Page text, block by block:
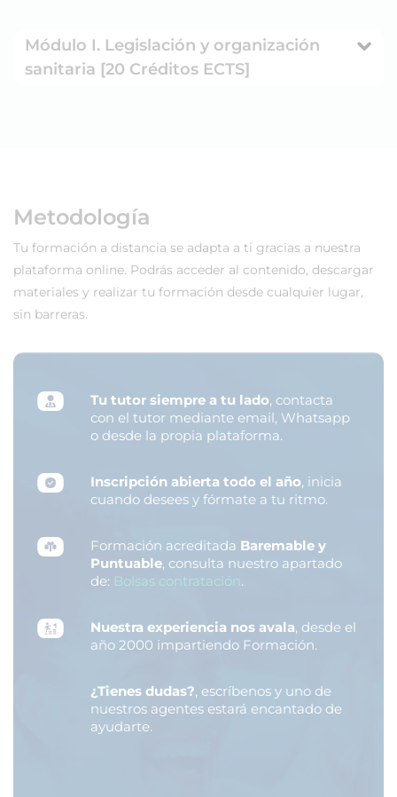
Módulo I. Legislación y organización
sanitaria [20 Créditos ECTS]
Metodología
Tu formación a distancia se adapta a ti gracias a nuestra
plataforma online. Podrás acceder al contenido, descargar
materiales y realizar tu formación desde cualquier lugar,
sin barreras.
Tu tutor siempre a tu lado, contacta
con el tutor mediante email, Whatsapp
o desde la propia plataforma.
Inscripción abierta todo el año, inicia
cuando desees y fórmate a tu ritmo.
Formación acreditada Baremable y
Puntuable, consulta nuestro apartado
de: Bolsas contratación.
Nuestra experiencia nos avala, desde el
año 2000 impartiendo Formación.
¿Tienes dudas?, escríbenos y uno de
nuestros agentes estará encantado de
ayudarte.